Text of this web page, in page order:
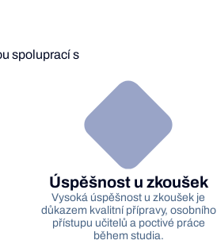
spoluprací s
Úspěšnost u zkoušek
Vysoká úspěšnost u zkoušek je
důkazem kvalitní přípravy, osobního
přístupu učitelů a poctivé práce
během studia.